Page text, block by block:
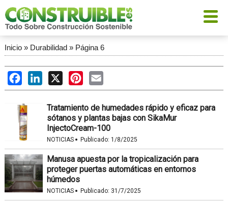
Inicio» Durabilidad» Página 6
FacebookLinkedIn
X PinterestEmail
Tratamiento de humedades rápido y eficaz para
sótanos y plantas bajas con SikaMur
InjectoCream-100
NOTICIAS · Publicado: 1/8/2025
Manusa apuesta por la tropicalización para
proteger puertas automáticas en entornos
húmedos
NOTICIAS · Publicado: 31/7/2025